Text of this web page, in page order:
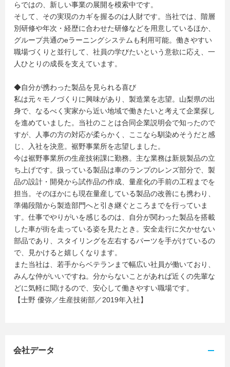
らではの、新しい事業の展開を模索中です。
そして、その実現のカギを握るのは人財です。当社では、階層
別研修や年次・経歴に合わせた研修などを用意しているほか、
グループ共通のeラーニングシステムも利用可能。働きやすい
職場づくりと並行して、社員の学びたいという意欲に応え、一
人ひとりの成長を支えています。
◆自分が携わった製品を見られる喜び
私は元々モノづくりに興味があり、製造業を志望。山梨県の出
身で、なるべく実家から近い地域で働きたいと考えて企業探し
を進めていました。当社のことは合同企業説明会で知ったので
すが、人事の方の対応が柔らかく、ここなら馴染めそうだと感
じ、入社を決意。裾野事業所を志望しました。
今は裾野事業所の生産技術課に勤務。主な業務は新規製品の立
ち上げです。扱っている製品は車のランプのレンズ部分で、製
品の設計・開発から試作品の作成、量産化の手前の工程までを
担当。そのほかにも現在量産している製品の改善にも携わり、
準備段階から製造部門へと引き継ぐところまでを行っていま
す。仕事でやりがいを感じるのは、自分が関わった製品を搭載
した車が街を走っている姿を見たとき。安全走行に欠かせない
部品であり、スタイリングを左右するパーツを手がけているの
で、見かけると嬉しくなります。
また当社は、若手からベテランまで幅広い社員が働いており、
みんな仲がいいですね。分からないことがあれば近くの先輩な
どに気軽に聞けるので、安心して働きやすい職場です。
【士野 優弥／生産技術部／2019年入社】
会社データ